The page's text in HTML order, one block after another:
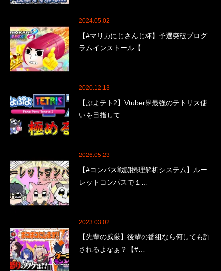
2024.05.02
【#マリカにじさんじ杯】予選突破プログ
ラムインストール【…
2020.12.13
【ぷよテト2】Vtuber界最強のテトリス使
いを目指して…
2026.05.23
【#コンパス戦闘摂理解析システム】ルー
レットコンパスで１…
2023.03.02
【先輩の威厳】後輩の番組なら何しても許
されるよなぁ？【#…